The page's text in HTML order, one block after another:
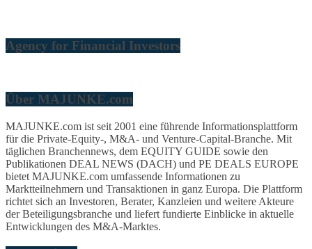
Agency for Financial Investors
Über MAJUNKE.com
MAJUNKE.com ist seit 2001 eine führende Informationsplattform
für die Private-Equity-, M&A- und Venture-Capital-Branche. Mit
täglichen Branchennews, dem EQUITY GUIDE sowie den
Publikationen DEAL NEWS (DACH) und PE DEALS EUROPE
bietet MAJUNKE.com umfassende Informationen zu
Marktteilnehmern und Transaktionen in ganz Europa. Die Plattform
richtet sich an Investoren, Berater, Kanzleien und weitere Akteure
der Beteiligungsbranche und liefert fundierte Einblicke in aktuelle
Entwicklungen des M&A-Marktes.